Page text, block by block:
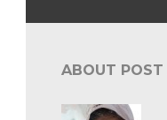
ABOUT POST